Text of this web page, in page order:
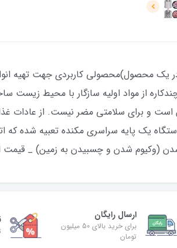
و برای سلامتی مضر نیست. از عادات
یک پایه سراسری مکنده تعبیه شده که
به زمین) _ قیمت اصلی 580 تومن میباشد و این قیمت آف
ارسال رایگان
برای خرید بالای 50 میلیون
تومان